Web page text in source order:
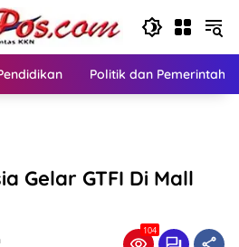
Politik dan
Gelar GTFI Di Mall
104